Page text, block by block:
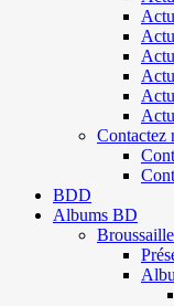
Contactez
BDD
Albums BD
Broussaille